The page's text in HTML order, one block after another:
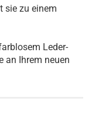
sie zu einem
Leder-
an Ihrem neuen